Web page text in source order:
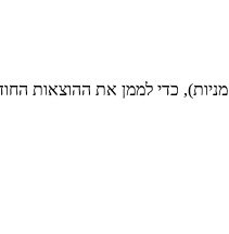
אמא שלי בת 60 , לא עובדת ורוצה להתחיל למשוך קצבה מהפנסיה.